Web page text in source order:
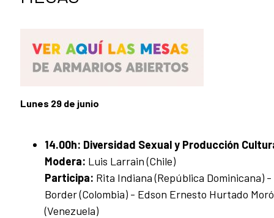
Lunes 29 de junio
14.00h: Diversidad Sexual y Producción
Modera: Luis Larrain (Chile)
Participa: Rita Indiana (República Dominicana)
Border (Colombia) - Edson Ernesto Hurtado
(Venezuela)